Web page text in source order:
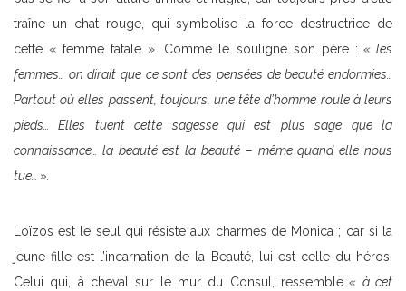
traîne un chat rouge, qui symbolise la force destructrice de
cette « femme fatale ». Comme le souligne son père : « les
femmes… on dirait que ce sont des pensées de beauté endormies…
Partout où elles passent, toujours, une tête d’homme roule à leurs
pieds… Elles tuent cette sagesse qui est plus sage que la
connaissance… la beauté est la beauté – même quand elle nous
tue… ».
Loïzos est le seul qui résiste aux charmes de Monica ; car si la
jeune fille est l’incarnation de la Beauté, lui est celle du héros.
Celui qui, à cheval sur le mur du Consul, ressemble « à cet